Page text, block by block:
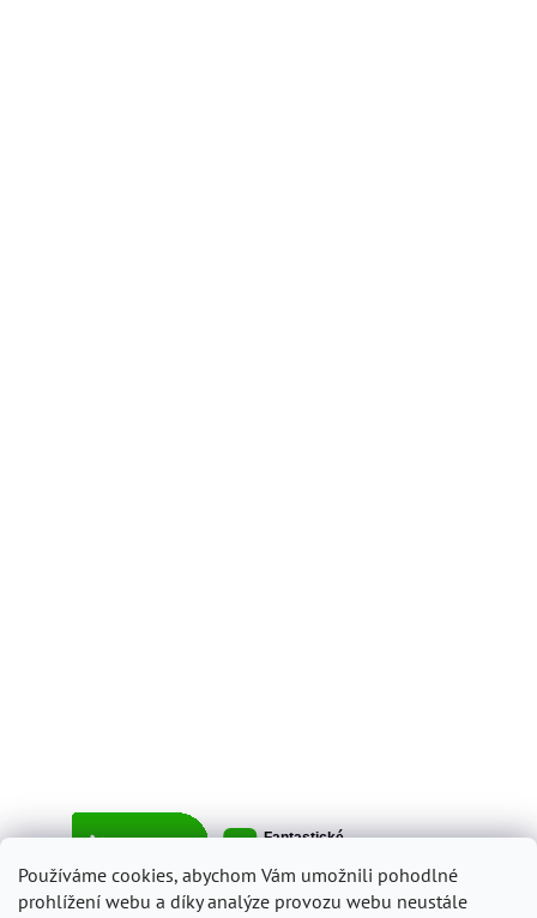
Používáme cookies, abychom Vám umožnili pohodlné
prohlížení webu a díky analýze provozu webu neustále